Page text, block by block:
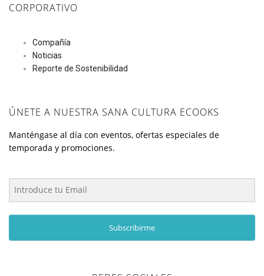
CORPORATIVO
Compañía
Noticias
Reporte de Sostenibilidad
ÚNETE A NUESTRA SANA CULTURA ECOOKS
Manténgase al día con eventos, ofertas especiales de
temporada y promociones.
Subscribirme